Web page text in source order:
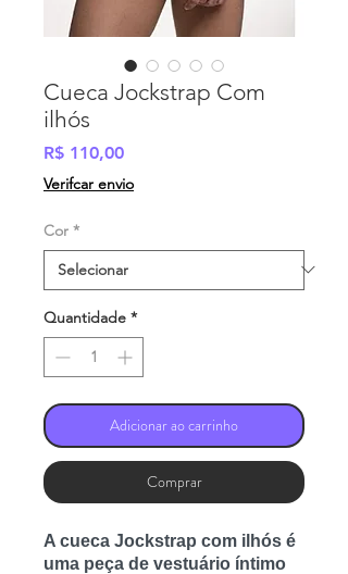
Cueca Jockstrap Com
ilhós
R$ 110,00Preço
Verifcar envio
Cor *
Quantidade *
Adicionar ao carrinho
Comprar
A cueca Jockstrap com ilhós é
uma peça de vestuário íntimo